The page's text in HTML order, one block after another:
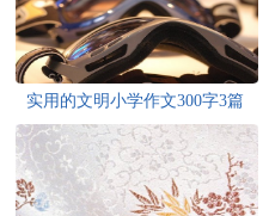
实用的文明小学作文300字3篇